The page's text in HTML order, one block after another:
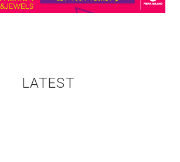
LATEST